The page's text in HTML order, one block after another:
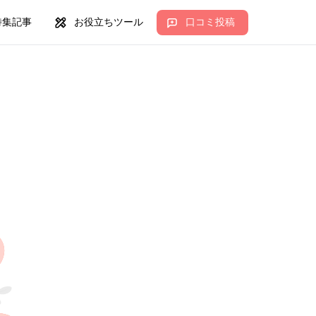
集記事 お役立ちツール 口コミ投稿